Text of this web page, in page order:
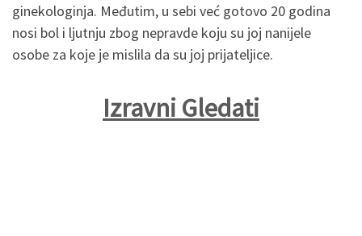
ginekologinja. Međutim, u sebi već gotovo 20 godina
nosi bol i ljutnju zbog nepravde koju su joj nanijele
osobe za koje je mislila da su joj prijateljice.
Izravni Gledati